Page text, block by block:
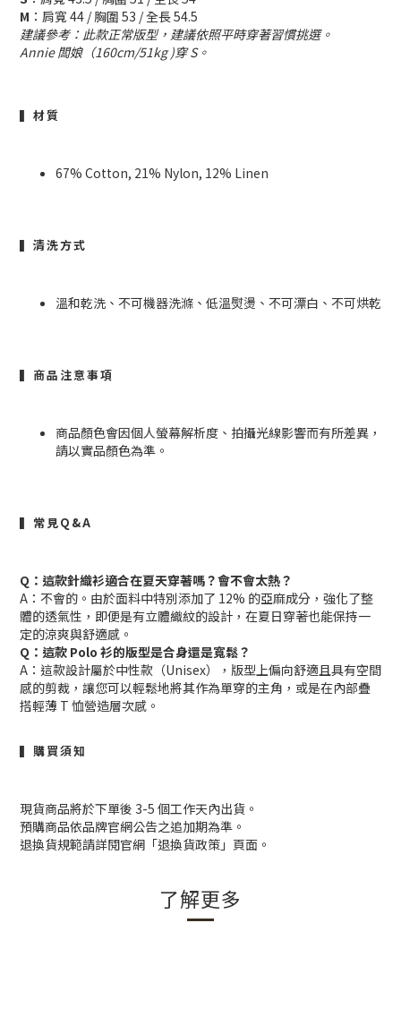
M ：肩寬 44 / 胸圍 53 / 全長 54.5
建議參考：此款正常版型，建議依照平時穿著習慣挑選。
Annie 闆娘（160cm/51kg )穿 S。
▍材質
67% Cotton, 21% Nylon, 12% Linen
▍清洗方式
溫和乾洗、不可機器洗滌、低溫熨燙、不可漂白、不可烘乾
▍商品注意事項
商品顏色會因個人螢幕解析度、拍攝光線影響而有所差異，
請以實品顏色為準。
▍常見Q&A
Q：這款針織衫適合在夏天穿著嗎？會不會太熱？
A：不會的。由於面料中特別添加了 12% 的亞麻成分，強化了整
體的透氣性，即便是有立體織紋的設計，在夏日穿著也能保持一
定的涼爽與舒適感。
Q：這款 Polo 衫的版型是合身還是寬鬆？
A：這款設計屬於中性款（Unisex），版型上偏向舒適且具有空間
感的剪裁，讓您可以輕鬆地將其作為單穿的主角，或是在內部疊
搭輕薄 T 恤營造層次感。
▍購買須知
現貨商品將於下單後 3-5 個工作天內出貨。
預購商品依品牌官網公告之追加期為準。
退換貨規範請詳閱官網「退換貨政策」頁面。
了解更多